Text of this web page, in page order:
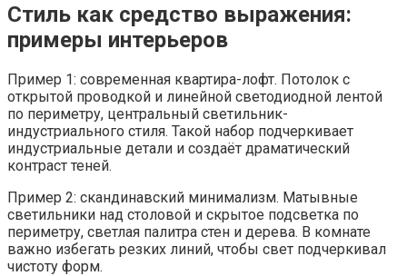
Стиль как средство выражения:
примеры интерьеров
Пример 1: современная квартира-лофт. Потолок с
открытой проводкой и линейной светодиодной лентой
по периметру, центральный светильник-
индустриального стиля. Такой набор подчеркивает
индустриальные детали и создаёт драматический
контраст теней.
Пример 2: скандинавский минимализм. Матывные
светильники над столовой и скрытое подсветка по
периметру, светлая палитра стен и дерева. В комнате
важно избегать резких линий, чтобы свет подчеркивал
чистоту форм.